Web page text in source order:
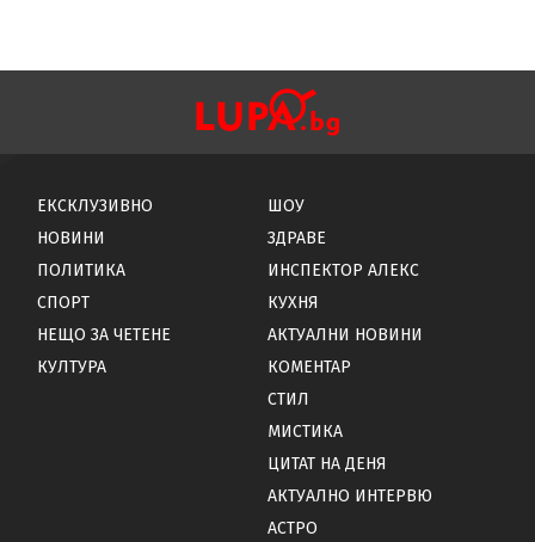
ЕКСКЛУЗИВНО
НОВИНИ
ПОЛИТИКА
СПОРТ
НЕЩО ЗА ЧЕТЕНЕ
КУЛТУРА
ШОУ
ЗДРАВЕ
ИНСПЕКТОР АЛЕКС
КУХНЯ
АКТУАЛНИ НОВИНИ
КОМЕНТАР
СТИЛ
МИСТИКА
ЦИТАТ НА ДЕНЯ
АКТУАЛНО ИНТЕРВЮ
АСТРО